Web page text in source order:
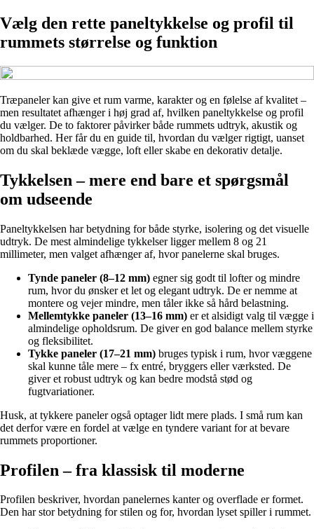
Vælg den rette paneltykkelse og profil til
rummets størrelse og funktion
Træpaneler kan give et rum varme, karakter og en følelse af kvalitet –
men resultatet afhænger i høj grad af, hvilken paneltykkelse og profil
du vælger. De to faktorer påvirker både rummets udtryk, akustik og
holdbarhed. Her får du en guide til, hvordan du vælger rigtigt, uanset
om du skal beklæde vægge, loft eller skabe en dekorativ detalje.
Tykkelsen – mere end bare et spørgsmål
om udseende
Paneltykkelsen har betydning for både styrke, isolering og det visuelle
udtryk. De mest almindelige tykkelser ligger mellem 8 og 21
millimeter, men valget afhænger af, hvor panelerne skal bruges.
Tynde paneler (8–12 mm) egner sig godt til lofter og mindre
rum, hvor du ønsker et let og elegant udtryk. De er nemme at
montere og vejer mindre, men tåler ikke så hård belastning.
Mellemtykke paneler (13–16 mm) er et alsidigt valg til vægge i
almindelige opholdsrum. De giver en god balance mellem styrke
og fleksibilitet.
Tykke paneler (17–21 mm) bruges typisk i rum, hvor væggene
skal kunne tåle mere – fx entré, bryggers eller værksted. De
giver et robust udtryk og kan bedre modstå stød og
fugtvariationer.
Husk, at tykkere paneler også optager lidt mere plads. I små rum kan
det derfor være en fordel at vælge en tyndere variant for at bevare
rummets proportioner.
Profilen – fra klassisk til moderne
Profilen beskriver, hvordan panelernes kanter og overflade er formet.
Den har stor betydning for stilen og for, hvordan lyset spiller i rummet.